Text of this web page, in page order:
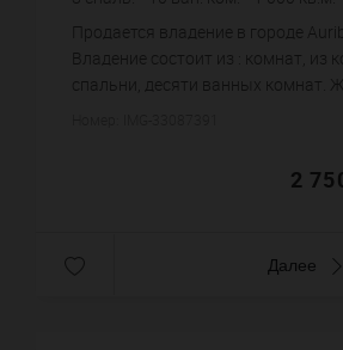
Продается владение в городе
Владение состоит из : комнат, из
спальни, десяти ванных комнат.
2
Далее